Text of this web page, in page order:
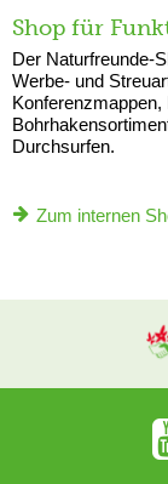
Shop für
Der Naturfreunde-
Werbe- und
Durchsurfen.
Zum internen